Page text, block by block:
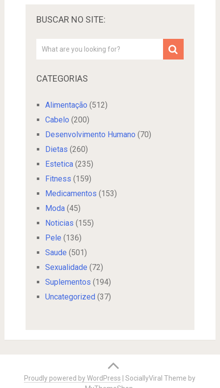
BUSCAR NO SITE:
CATEGORIAS
Alimentação (512)
Cabelo (200)
Desenvolvimento Humano (70)
Dietas (260)
Estetica(235)
Fitness (159)
Medicamentos (153)
Moda(45)
Noticias (155)
Pele (136)
Saude (501)
Sexualidade (72)
Suplementos (194)
Uncategorized (37)
Proudly powered by WordPress |SociallyViral Theme by